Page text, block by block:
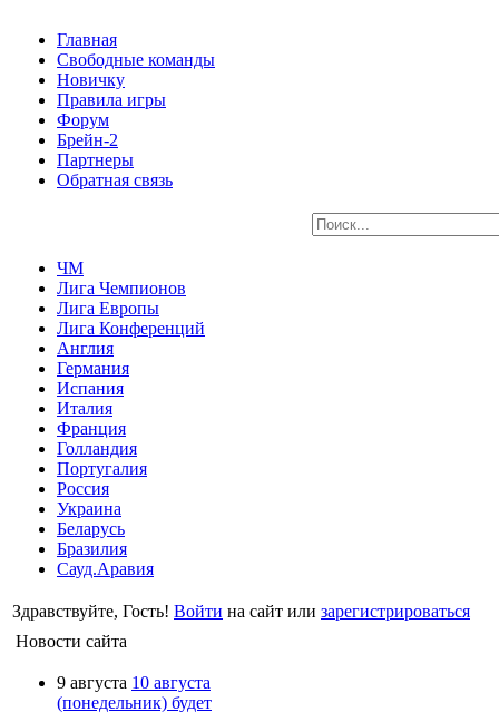
Главная
Свободные команды
Новичку
Правила игры
Форум
Брейн-2
Партнеры
Обратная связь
ЧМ
Лига Чемпионов
Лига Европы
Лига Конференций
Англия
Германия
Испания
Италия
Франция
Голландия
Португалия
Россия
Украина
Беларусь
Бразилия
Сауд.Аравия
Здравствуйте, Гость! Войти на сайт или зарегистрироваться
Новости сайта
9 августа 10 августа
(понедельник) будет